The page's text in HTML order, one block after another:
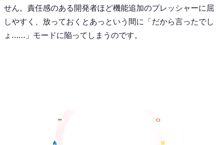
せん。責任感のある開発者ほど機能追加のプレッシャーに屈
しやすく、放っておくとあっという間に「だから言ったでし
ょ……」モードに陥ってしまうのです。